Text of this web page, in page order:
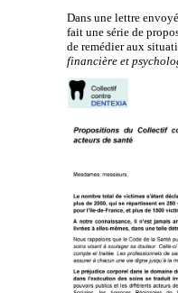
Dans une lettre
fait une série de
de remédier aux
financière et